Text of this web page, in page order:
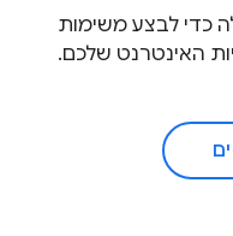
כדי לבצע משימות
האינטרנט שלכם.